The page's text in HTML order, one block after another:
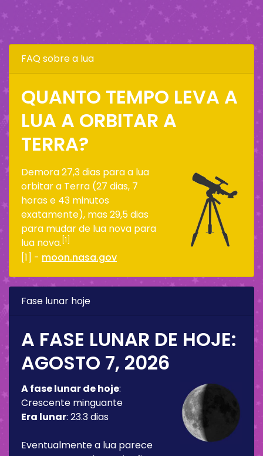
FAQ sobre a lua
QUANTO TEMPO LEVA A
LUA A ORBITAR A
TERRA?
Demora 27,3 dias para a lua
orbitar a Terra (27 dias, 7
horas e 43 minutos
exatamente), mas 29,5 dias
para mudar de lua nova para
lua nova. [1]
[1] - moon.nasa.gov
Fase lunar hoje
A FASE LUNAR DE HOJE:
AGOSTO 7, 2026
A fase lunar de hoje:
Crescente minguante
Era lunar: 23.3 dias
Eventualmente a lua parece